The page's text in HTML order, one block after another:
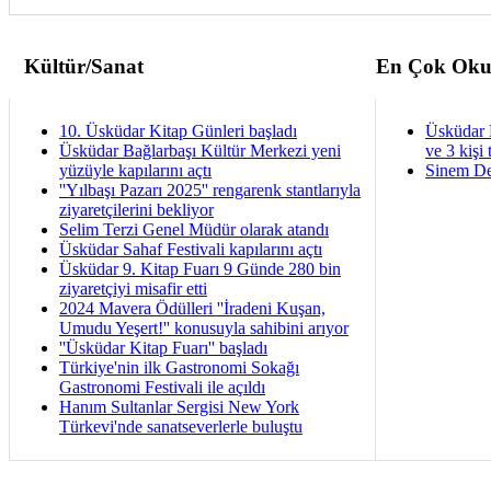
Kültür/Sanat En Çok
10. Üsküdar Kitap Günleri başladı
Üsküdar Bağlarbaşı Kültür Merkezi yeni
yüzüyle kapılarını açtı
''Yılbaşı Pazarı 2025'' rengarenk stantlarıyla
ziyaretçilerini bekliyor
Selim Terzi Genel Müdür olarak atandı
Üsküdar Sahaf Festivali kapılarını açtı
Üsküdar 9. Kitap Fuarı 9 Günde 280 bin
ziyaretçiyi misafir etti
2024 Mavera Ödülleri ''İradeni Kuşan,
Umudu Yeşert!'' konusuyla sahibini arıyor
''Üsküdar Kitap Fuarı'' başladı
Türkiye'nin ilk Gastronomi Sokağı
Gastronomi Festivali ile açıldı
Hanım Sultanlar Sergisi New York
Türkevi'nde sanatseverlerle buluştu
Üsküdar
ve 3 kişi
Sinem